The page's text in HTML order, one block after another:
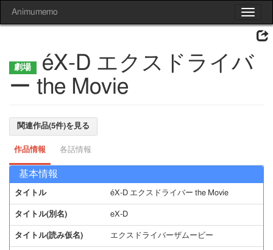
Toggle
Animumemo
éX-D エクスドライバ
ー the Movie
関連作品(5件)を見る
作品情報 各話情報
基本情報
タイトル éX-D エクスドライバー the Movie
タイトル(別名) eX-D
タイトル(読み仮名) エクスドライバーザムービー